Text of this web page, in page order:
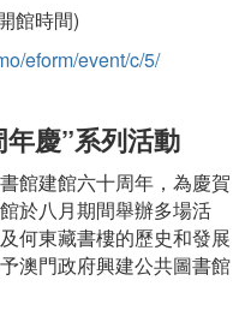
館時間)
eform/event/c/5/
慶”系列活動
館建館六十周年，為慶賀
於八月期間舉辦多場活
何東藏書樓的歷史和發展
澳門政府興建公共圖書館